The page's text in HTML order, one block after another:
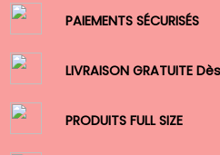
PAIEMENTS SÉCURISÉS
LIVRAISON GRATUITE
PRODUITS FULL SIZE